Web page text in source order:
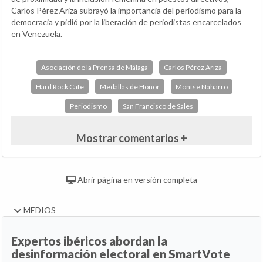
Carlos Pérez Ariza subrayó la importancia del periodismo para la
democracia y pidió por la liberación de periodistas encarcelados
en Venezuela.
Asociación de la Prensa de Málaga Carlos Pérez Ariza
Hard Rock Cafe Medallas de Honor Montse Naharro
Periodismo San Francisco de Sales
Mostrar comentarios +
Abrir página en versión completa
MEDIOS
Expertos ibéricos abordan la
desinformación electoral en SmartVote